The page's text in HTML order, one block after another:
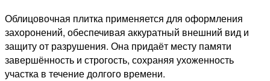
Облицовочная плитка применяется для оформления
захоронений, обеспечивая аккуратный внешний вид и
защиту от разрушения. Она придаёт месту памяти
завершённость и строгость, сохраняя ухоженность
участка в течение долгого времени.